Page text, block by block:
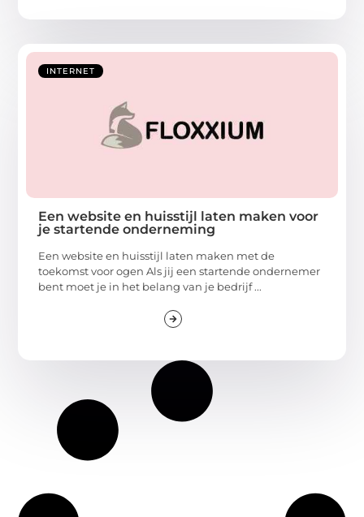
INTERNET
Een website en huisstijl laten maken voor
je startende onderneming
Een website en huisstijl laten maken met de
toekomst voor ogen Als jij een startende ondernemer
bent moet je in het belang van je bedrijf ...